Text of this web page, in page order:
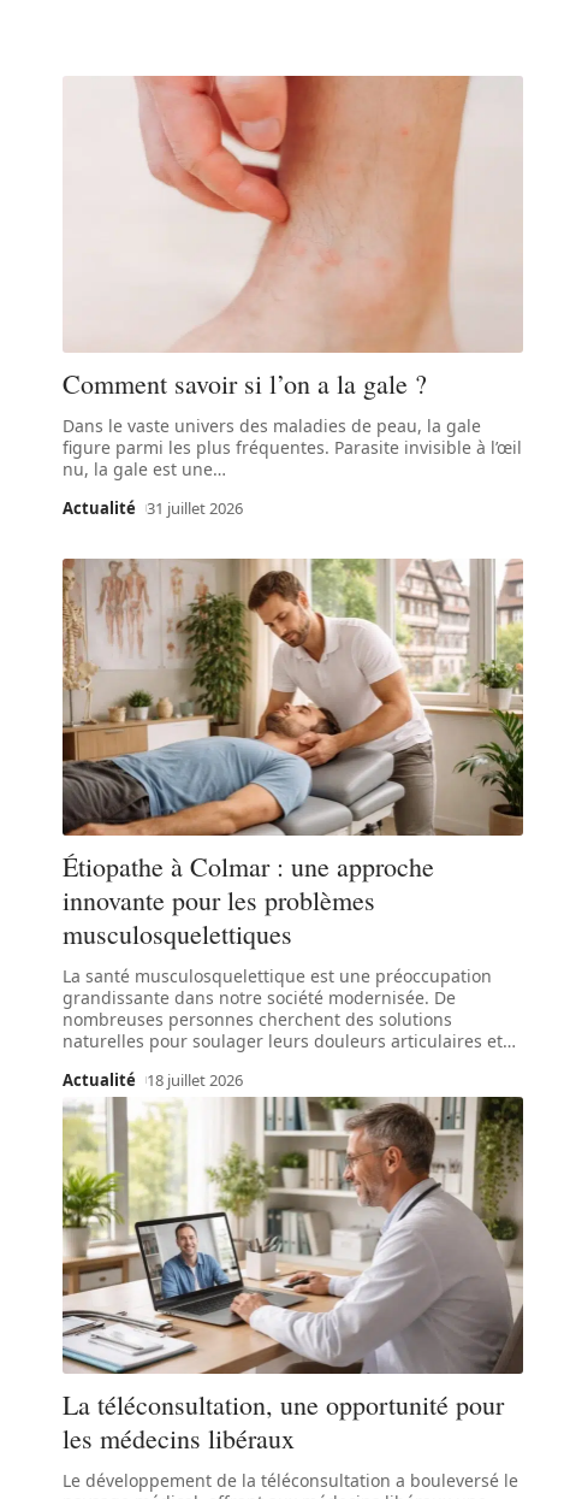
Comment savoir si l’on a la gale ?
Dans le vaste univers des maladies de peau, la gale
figure parmi les plus fréquentes. Parasite invisible à l’œil
nu, la gale est une…
Actualité 31 juillet 2026
Étiopathe à Colmar : une approche
innovante pour les problèmes
musculosquelettiques
La santé musculosquelettique est une préoccupation
grandissante dans notre société modernisée. De
nombreuses personnes cherchent des solutions
naturelles pour soulager leurs douleurs articulaires et…
Actualité 18 juillet 2026
La téléconsultation, une opportunité pour
les médecins libéraux
Le développement de la téléconsultation a bouleversé le